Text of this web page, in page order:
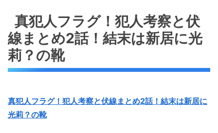
真犯人フラグ！犯人考察と伏
線まとめ2話！結末は新居に光
莉？の靴
真犯人フラグ！犯人考察と伏線まとめ2話！結末は新居に
光莉？の靴